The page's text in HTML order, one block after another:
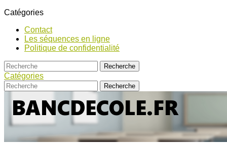
Catégories
Contact
Les séquences en ligne
Politique de confidentialité
Catégories